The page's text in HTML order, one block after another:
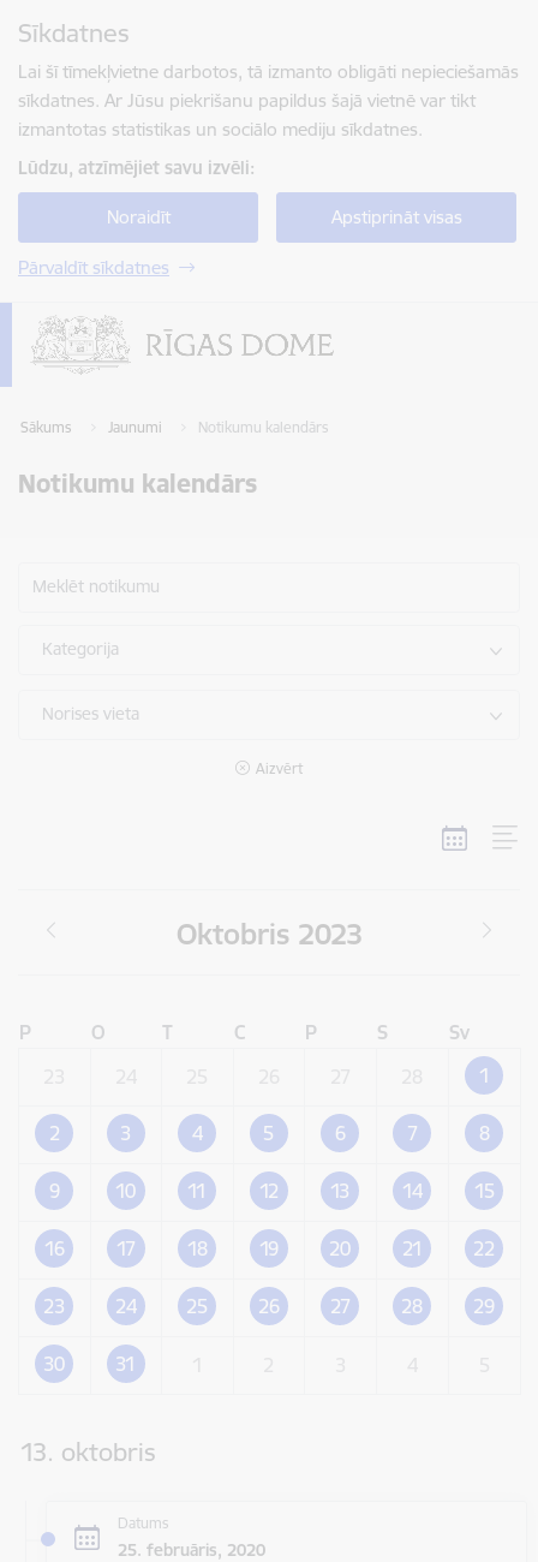
Sīkdatnes
Lai šī tīmekļvietne darbotos, tā izmanto obligāti nepieciešamās
sīkdatnes. Ar Jūsu piekrišanu papildus šajā vietnē var tikt
izmantotas statistikas un sociālo mediju sīkdatnes.
Lūdzu, atzīmējiet savu izvēli:
Noraidīt Apstiprināt visas
Pārvaldīt sīkdatnes
Sākums Jaunumi Notikumu kalendārs
Notikumu kalendārs
Meklēt notikumu
Kategorija
Norises vieta
Aizvērt
Oktobris 2023
P O T C P S
Sv
1
2 3 4 5 6 7 8
9 10 11 12 13 14 15
16 17 18 19 20 21 22
23 24 25 26 27 28 29
30 31
13. oktobris
Datums
25. februāris, 2020